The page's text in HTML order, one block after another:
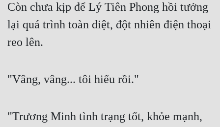
Còn chưa kịp để Lý Tiên Phong hồi tưởng
lại quá trình toàn diệt, đột nhiên điện thoại
reo lên.
"Vâng, vâng... tôi hiểu rồi."
"Trương Minh tình trạng tốt, khỏe mạnh,